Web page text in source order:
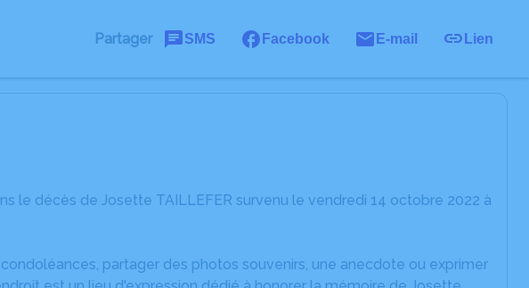
Partager SMS Facebook E-mail Lien
le décès de Josette TAILLEFER survenu le vendredi 14 octobre 2022 à
partager des photos souvenirs, une anecdote ou exprimer